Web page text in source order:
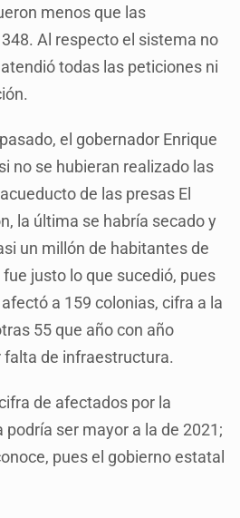
menos que las
Al respecto el sistema no
todas las peticiones ni
el gobernador Enrique
no se hubieran realizado las
de las presas El
la última se habría secado y
un millón de habitantes de
fue justo lo que sucedió, pues
a 159 colonias, cifra a la
55 que año con año
de infraestructura.
de afectados por la
ser mayor a la de 2021;
pues el gobierno estatal